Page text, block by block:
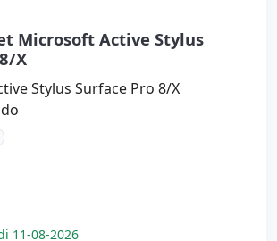
Microsoft Active Stylus
X
Stylus Surface Pro 8/X
11-08-2026